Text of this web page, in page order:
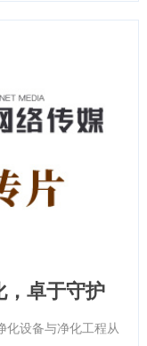
，卓于守护
化设备与净化工程从